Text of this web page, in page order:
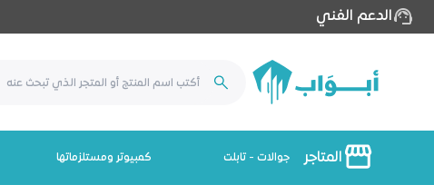
الدعم الفني
المتاجر جوالات - تابلت كمبيوتر ومستلزماتها